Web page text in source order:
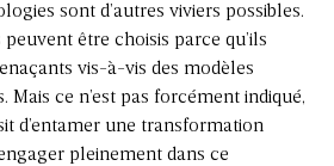
sont d’autres viviers possibles.
être choisis parce qu’ils
vis-à-vis des modèles
Mais ce n’est pas forcément indiqué,
d’entamer une transformation
pleinement dans ce